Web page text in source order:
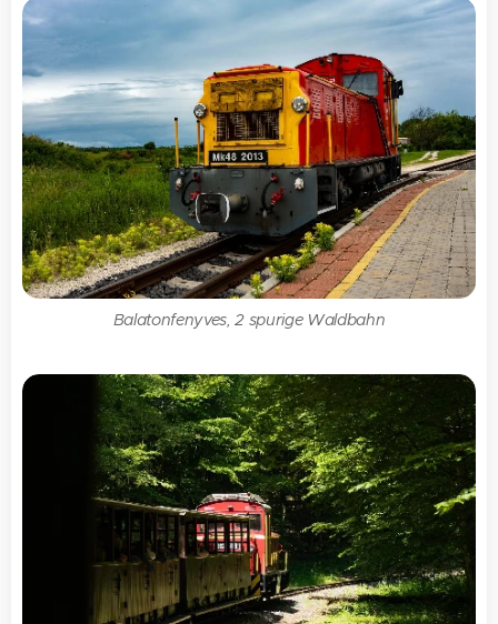
Balatonfenyves, 2 spurige Waldbahn